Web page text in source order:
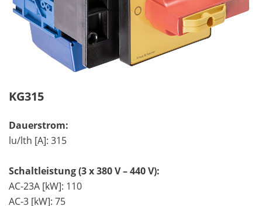
KG315
Dauerstrom:
lu/lth [A]: 315
Schaltleistung (3 x 380 V – 440 V):
AC-23A [kW]: 110
AC-3 [kW]: 75